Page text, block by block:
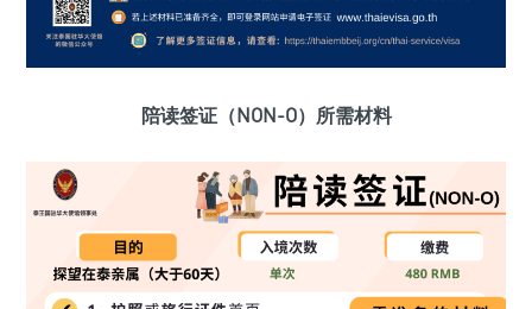
陪读签证（NON-O）所需材料